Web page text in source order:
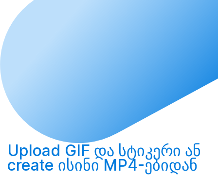
Upload GIF და სტიკერი ან
create ისინი MP4-ებიდან